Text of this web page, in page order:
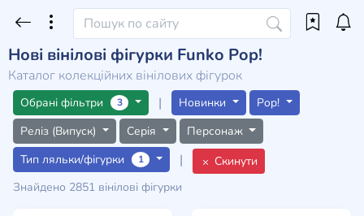
Нові вінілові фігурки Funko Pop!
Каталог колекційних вінілових фігурок
Обрані фільтри 3 | Новинки
Pop!
Реліз (Випуск)
Серія
Персонаж
Тип ляльки/фігурки
1 |
Скинути
Знайдено 2851 вінілові фігурки